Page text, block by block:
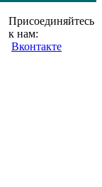
Присоединяйтесь
к нам:
Вконтакте